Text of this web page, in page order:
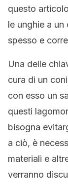
questo
le unghie a un
spesso e
Una delle
cura di un
con esso un
questi
bisogna
a ciò, è
materiali e
verranno